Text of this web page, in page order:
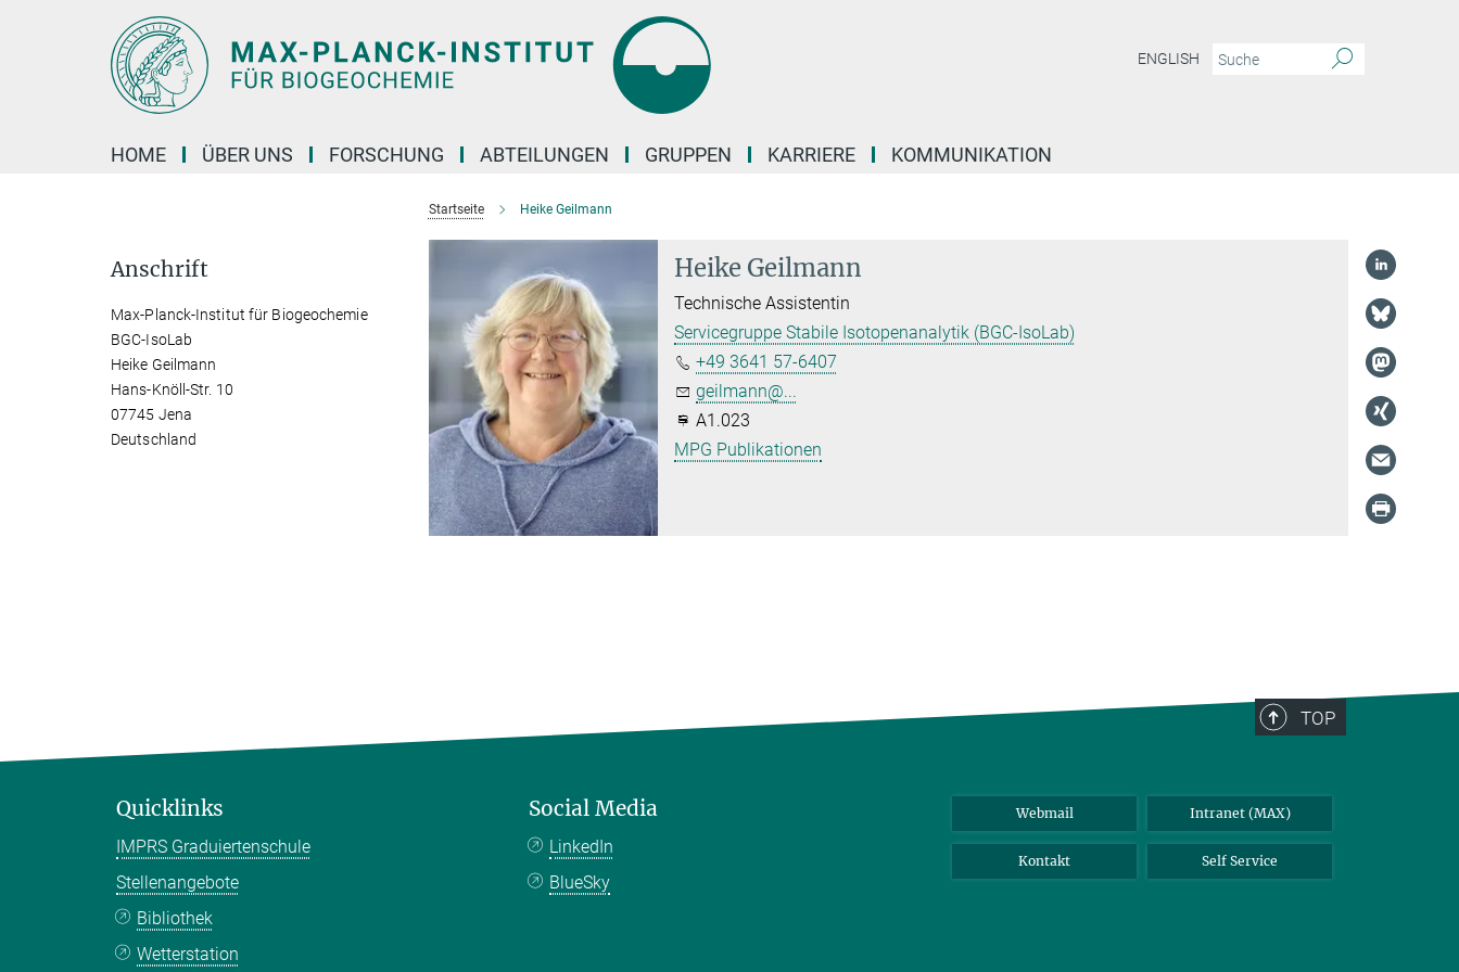
ENGLISH
HOME ÜBER UNS FORSCHUNG ABTEILUNGEN GRUPPEN KARRIERE KOMMUNIKATION
Startseite Heike Geilmann
Heike Geilmann
Technische Assistentin
Servicegruppe Stabile Isotopenanalytik (BGC-IsoLab)
+49 3641 57-6407
geilmann@...
A1.023
MPG Publikationen
Anschrift
Max-Planck-Institut für Biogeochemie
BGC-IsoLab
Heike Geilmann
Hans-Knöll-Str. 10
07745 Jena
Deutschland
TOP
Quicklinks
IMPRS Graduiertenschule
Stellenangebote
Bibliothek
Wetterstation
Social Media
LinkedIn
BlueSky
Webmail Intranet (MAX)
Kontakt Self Service